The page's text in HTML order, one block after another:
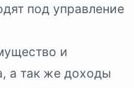
под управление
и
а так же доходы